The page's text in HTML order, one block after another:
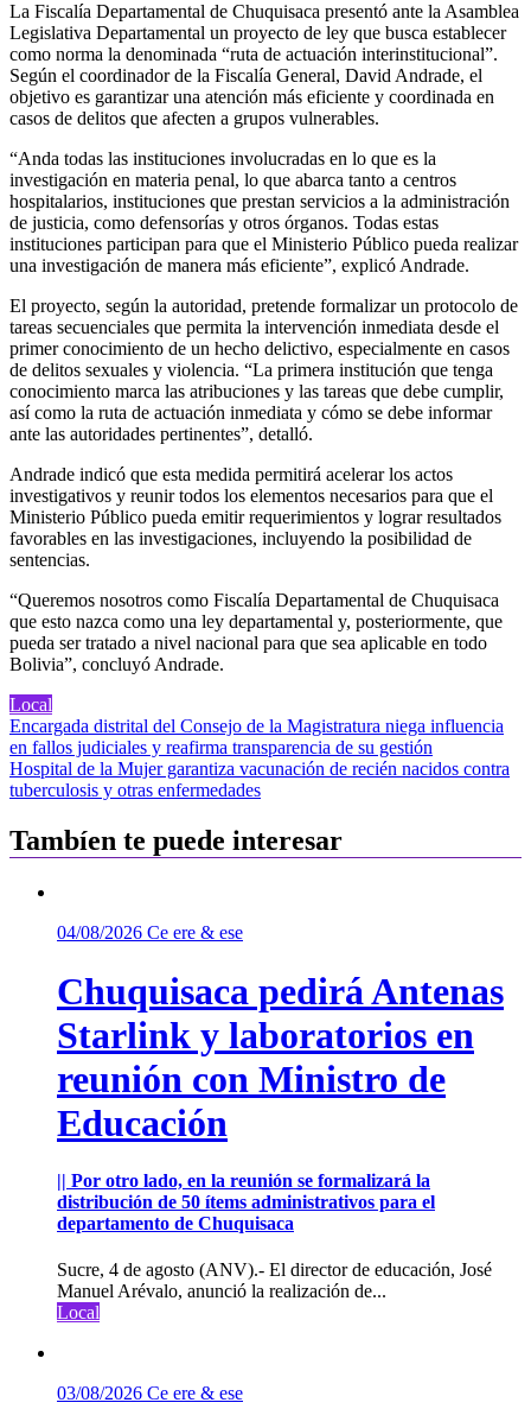
La Fiscalía Departamental de Chuquisaca presentó ante la Asamblea
Legislativa Departamental un proyecto de ley que busca establecer
como norma la denominada “ruta de actuación interinstitucional”.
Según el coordinador de la Fiscalía General, David Andrade, el
objetivo es garantizar una atención más eficiente y coordinada en
casos de delitos que afecten a grupos vulnerables.
“Anda todas las instituciones involucradas en lo que es la
investigación en materia penal, lo que abarca tanto a centros
hospitalarios, instituciones que prestan servicios a la administración
de justicia, como defensorías y otros órganos. Todas estas
instituciones participan para que el Ministerio Público pueda realizar
una investigación de manera más eficiente”, explicó Andrade.
El proyecto, según la autoridad, pretende formalizar un protocolo de
tareas secuenciales que permita la intervención inmediata desde el
primer conocimiento de un hecho delictivo, especialmente en casos
de delitos sexuales y violencia. “La primera institución que tenga
conocimiento marca las atribuciones y las tareas que debe cumplir,
así como la ruta de actuación inmediata y cómo se debe informar
ante las autoridades pertinentes”, detalló.
Andrade indicó que esta medida permitirá acelerar los actos
investigativos y reunir todos los elementos necesarios para que el
Ministerio Público pueda emitir requerimientos y lograr resultados
favorables en las investigaciones, incluyendo la posibilidad de
sentencias.
“Queremos nosotros como Fiscalía Departamental de Chuquisaca
que esto nazca como una ley departamental y, posteriormente, que
pueda ser tratado a nivel nacional para que sea aplicable en todo
Bolivia”, concluyó Andrade.
Local
Navegación
de
entradas
Encargada distrital del Consejo de la Magistratura niega influencia
en fallos judiciales y reafirma transparencia de su gestión
Hospital de la Mujer garantiza vacunación de recién nacidos contra
tuberculosis y otras enfermedades
Tambíen te puede interesar
04/08/2026 Ce ere & ese
Chuquisaca pedirá Antenas
Starlink y laboratorios en
reunión con Ministro de
Educación
|| Por otro lado, en la reunión se formalizará la
distribución de 50 ítems administrativos para el
departamento de Chuquisaca
Sucre, 4 de agosto (ANV).- El director de educación, José
Manuel Arévalo, anunció la realización de...
Local
03/08/2026 Ce ere & ese